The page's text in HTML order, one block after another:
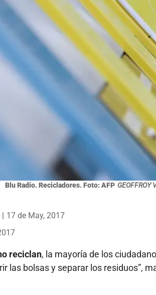
Blu Radio. Recicladores. Foto: AFP GEOFFROY
17 de May, 2017
reciclan, la mayoría de los
las bolsas y separar los residuos”,